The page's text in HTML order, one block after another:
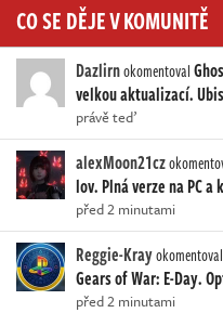
CO SE DĚJE V KOMUNITĚ
Dazlirnokomentoval
velkou aktualizací.
právě teď
alexMoon21cz
lov. Plná verze na PC
před 2 minutami
Reggie-Krayokomentoval
Gears of War: E-Day.
před 2 minutami